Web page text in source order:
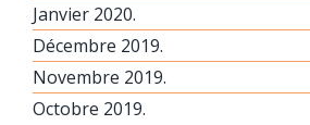
Janvier 2020.
Décembre 2019.
Novembre 2019.
Octobre 2019.